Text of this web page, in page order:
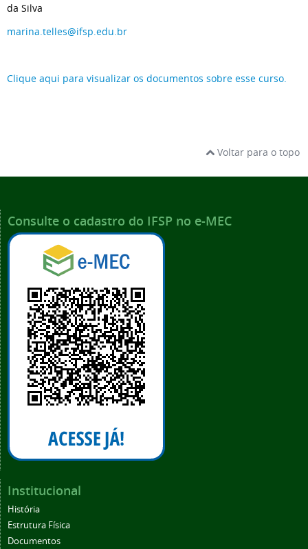
da Silva
marina.telles@ifsp.edu.br
Clique aqui para visualizar os documentos sobre esse curso.
Voltar para o topo
Consulte o cadastro do IFSP no e-MEC
Institucional
História
Estrutura Física
Documentos